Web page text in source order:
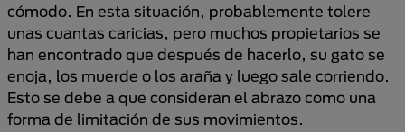
cómodo. En esta situación, probablemente tolere
unas cuantas caricias, pero muchos propietarios se
han encontrado que después de hacerlo, su gato se
enoja, los muerde o los araña y luego sale corriendo.
Esto se debe a que consideran el abrazo como una
forma de limitación de sus movimientos.